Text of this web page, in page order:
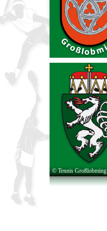
© Tennis Großlobming